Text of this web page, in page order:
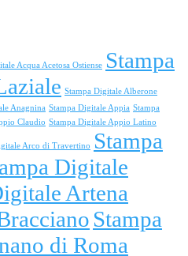
Acqua Acetosa Ostiense Stampa
Stampa Digitale Alberone
Anagnina Stampa Digitale Appia Stampa
Claudio Stampa Digitale Appio Latino
Arco di Travertino
Stampa
Digitale
Artena
Stampa
di Roma